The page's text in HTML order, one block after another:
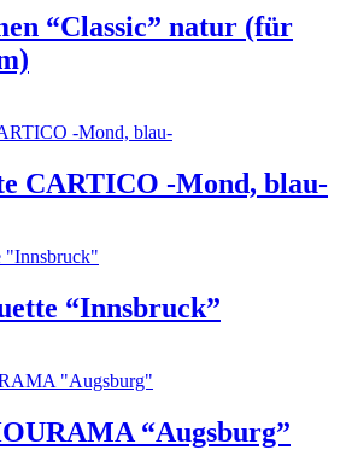
“Classic” natur (für
CARTICO -Mond, blau-
“Innsbruck”
“Augsburg”